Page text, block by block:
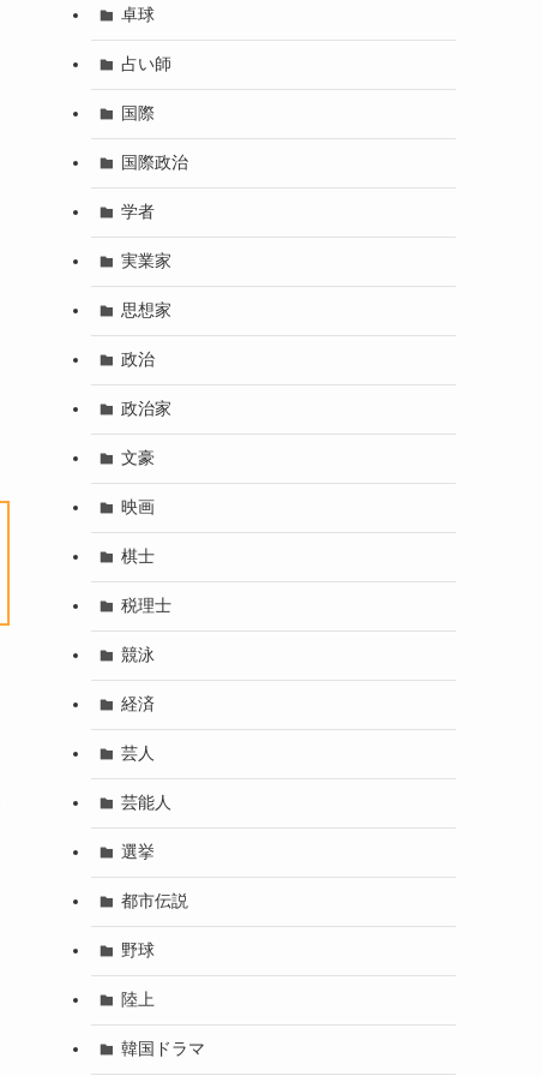
卓球
占い師
国際
国際政治
学者
実業家
思想家
政治
政治家
文豪
映画
棋士
税理士
競泳
経済
芸人
芸能人
選挙
都市伝説
野球
陸上
韓国ドラマ